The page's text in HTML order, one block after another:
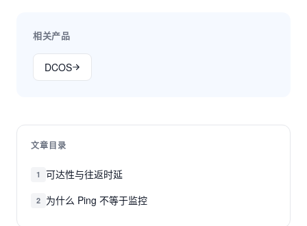
相关产品
DCOS
文章目录
1 可达性与往返时延
2 为什么 Ping 不等于监控